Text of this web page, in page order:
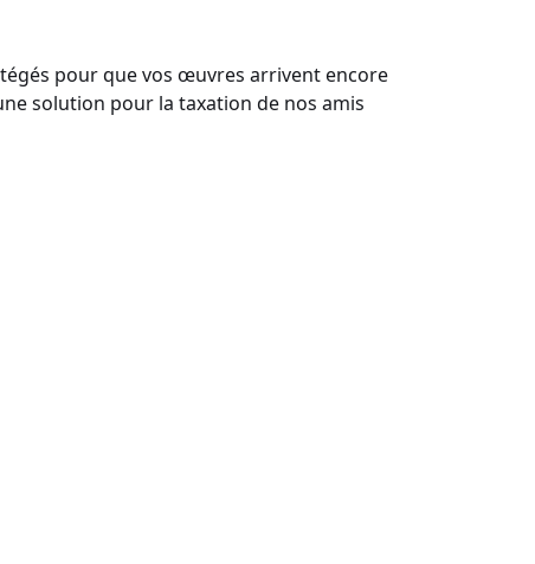
pour que vos œuvres arrivent encore
solution pour la taxation de nos amis